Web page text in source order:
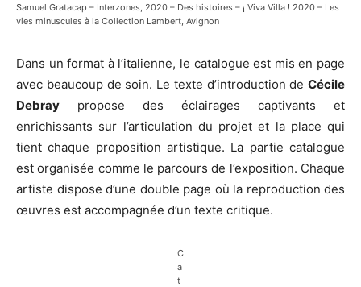
Samuel Gratacap – Interzones, 2020 – Des histoires – ¡ Viva Villa ! 2020 – Les
vies minuscules à la Collection Lambert, Avignon
Dans un format à l’italienne, le catalogue est mis en page
avec beaucoup de soin. Le texte d’introduction de Cécile
Debray propose des éclairages captivants et
enrichissants sur l’articulation du projet et la place qui
tient chaque proposition artistique. La partie catalogue
est organisée comme le parcours de l’exposition. Chaque
artiste dispose d’une double page où la reproduction des
œuvres est accompagnée d’un texte critique.
C
a
t